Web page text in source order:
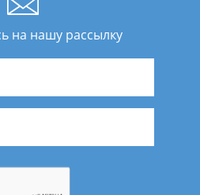
на нашу рассылку